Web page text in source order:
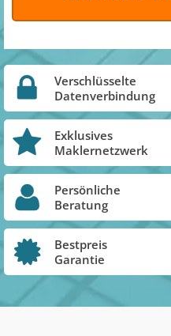
Verschlüsselte
Datenverbindung
Exklusives
Maklernetzwerk
Persönliche
Beratung
Bestpreis
Garantie